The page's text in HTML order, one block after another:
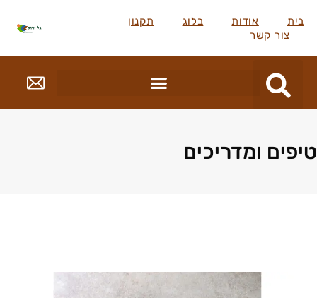
בית אודות בלוג
תקנון
צור קשר
טיפים ומדריכים